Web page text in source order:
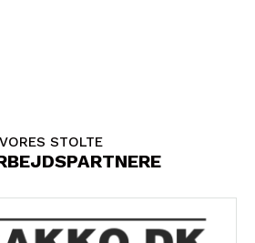
VORES STOLTE